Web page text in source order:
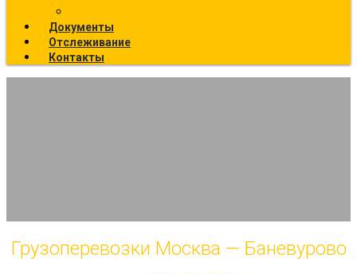
Документы
Отслеживание
Контакты
Грузоперевозки Москва — Баневурово